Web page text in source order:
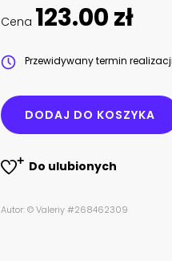
Cena 123.00 zł
Przewidywany termin
DODAJ DO KOSZYKA
Do ulubionych
Autor: © Valeriy #268462309